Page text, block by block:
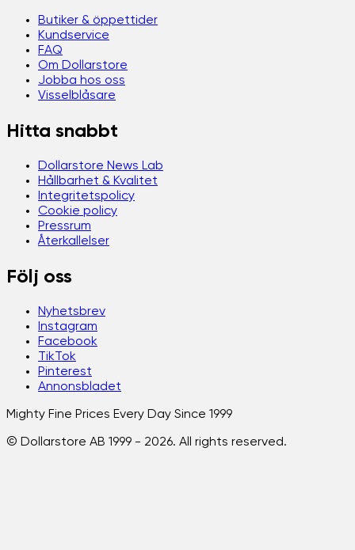
Butiker & öppettider
Kundservice
FAQ
Om Dollarstore
Jobba hos oss
Visselblåsare
Hitta snabbt
Dollarstore News Lab
Hållbarhet & Kvalitet
Integritetspolicy
Cookie policy
Pressrum
Återkallelser
Följ oss
Nyhetsbrev
Instagram
Facebook
TikTok
Pinterest
Annonsbladet
Mighty Fine Prices Every Day Since 1999
© Dollarstore AB 1999 - 2026. All rights reserved.